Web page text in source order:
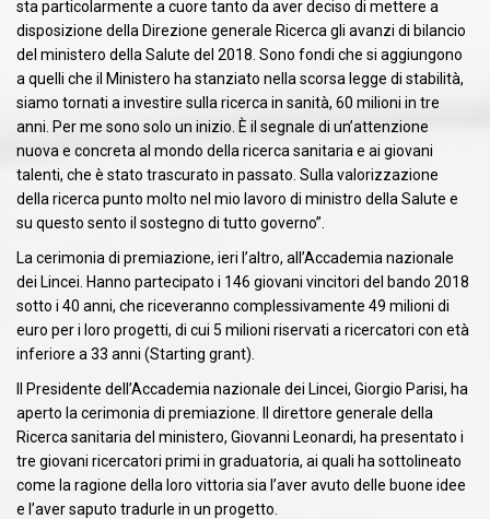
sta particolarmente a cuore tanto da aver deciso di mettere a
disposizione della Direzione generale Ricerca gli avanzi di bilancio
del ministero della Salute del 2018. Sono fondi che si aggiungono
a quelli che il Ministero ha stanziato nella scorsa legge di stabilità,
siamo tornati a investire sulla ricerca in sanità, 60 milioni in tre
anni. Per me sono solo un inizio. È il segnale di un’attenzione
nuova e concreta al mondo della ricerca sanitaria e ai giovani
talenti, che è stato trascurato in passato. Sulla valorizzazione
della ricerca punto molto nel mio lavoro di ministro della Salute e
su questo sento il sostegno di tutto governo”.
La cerimonia di premiazione, ieri l’altro, all’Accademia nazionale
dei Lincei. Hanno partecipato i 146 giovani vincitori del bando 2018
sotto i 40 anni, che riceveranno complessivamente 49 milioni di
euro per i loro progetti, di cui 5 milioni riservati a ricercatori con età
inferiore a 33 anni (Starting grant).
Il Presidente dell’Accademia nazionale dei Lincei, Giorgio Parisi, ha
aperto la cerimonia di premiazione. Il direttore generale della
Ricerca sanitaria del ministero, Giovanni Leonardi, ha presentato i
tre giovani ricercatori primi in graduatoria, ai quali ha sottolineato
come la ragione della loro vittoria sia l’aver avuto delle buone idee
e l’aver saputo tradurle in un progetto.